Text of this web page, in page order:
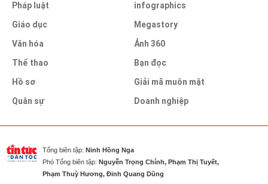
Pháp luật
Giáo dục
Văn hóa
Thể thao
Hồ sơ
Quân sự
infographics
Megastory
Ảnh 360
Bạn đọc
Giải mã muôn mặt
Doanh nghiệp
Tổng biên tập: Ninh Hồng Nga
Phó Tổng biên tập: Nguyễn Trọng Chính, Phạm Thị Tuyết,
Phạm Thuỳ Hương, Đinh Quang Dũng